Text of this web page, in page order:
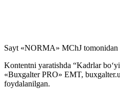
Sayt «NORMA» MChJ tomonidan
Kontentni yaratishda “Kadrlar
«Buxgalter PRO» EMT,
foydalanilgan.